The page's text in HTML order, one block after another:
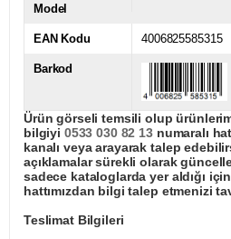
Model
EAN Kodu 4006825585315
Barkod
Ürün görseli temsili olup
bilgiyi 0533 030 82 13numaralı
kanalı veya arayarak talep
açıklamalar sürekli olarak
sadece kataloglarda yer aldığı
hattımızdan bilgi talep etmenizi
Teslimat Bilgileri